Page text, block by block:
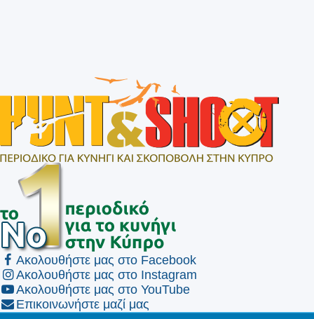
Ακολουθήστε μας στο Facebook
Ακολουθήστε μας στο Instagram
Ακολουθήστε μας στο YouTube
Επικοινωνήστε μαζί μας